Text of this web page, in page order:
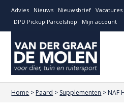
Advies Nieuws Nieuwsbrief Vacatures
DPD Pickup Parcelshop
Mijn account
Home > Paard > Supplementen > NAF